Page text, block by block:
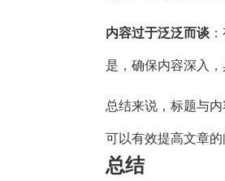
内容过于泛泛而谈
是，确保内容深入
总结来说，标题与
可以有效提高文章的
总结